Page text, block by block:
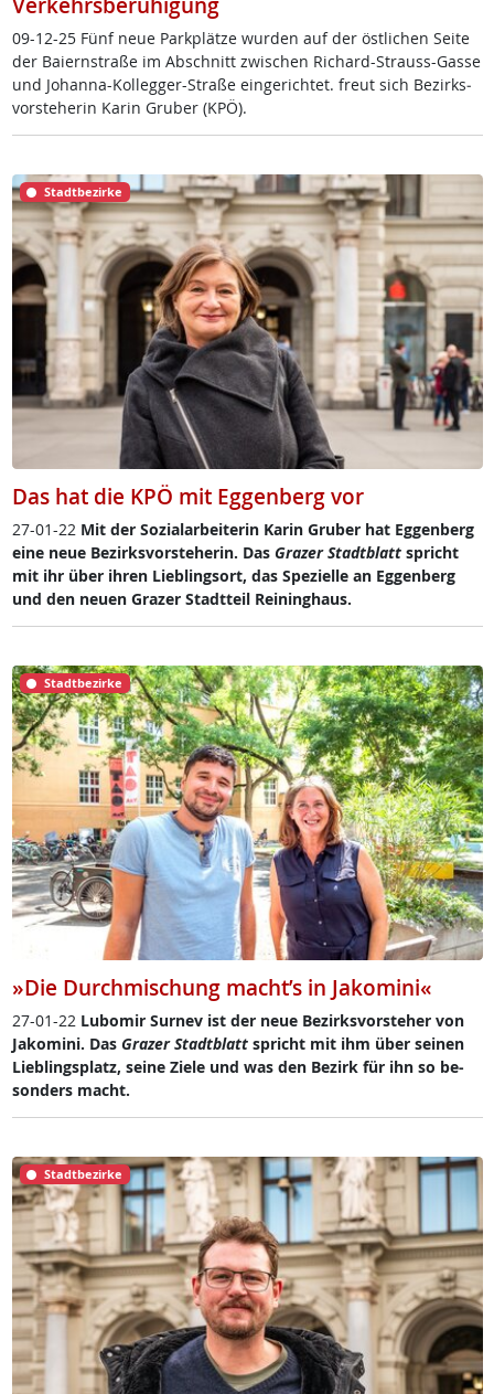
Verkehrsberuhigung
09-12-25 Fünf neue Park­plät­ze wur­den auf der öst­li­chen Sei­te
der Bai­ern­stra­ße im Ab­schnitt zwi­schen Ri­chard-Strauss-Gas­se
und Jo­h­an­na-Kol­leg­ger-Stra­ße ein­ge­rich­tet. freut sich Be­zirks­
vor­ste­he­rin Ka­rin Gru­ber (KPÖ).
Stadtbezirke
Das hat die KPÖ mit Eggenberg vor
27-01-22 Mit der So­zial­ar­bei­te­rin Ka­rin Gru­ber hat Eg­gen­berg
ei­ne neue Be­zirks­vor­ste­he­rin. Das Gra­zer Stadt­blattspricht
mit ihr über ih­ren Lie­b­ling­s­ort, das Spe­zi­el­le an Eg­gen­berg
und den neu­en Gra­zer Stadt­teil Rei­ning­haus.
Stadtbezirke
»Die Durchmischung macht’s in Jakomini«
27-01-22 Lu­bo­mir Sur­nev ist der neue Be­zirks­vor­ste­her von
Ja­ko­mi­ni. Das Gra­zer Stadt­blattspricht mit ihm über sei­nen
Lie­b­lings­platz, sei­ne Zie­le und was den Be­zirk für ihn so be­
son­ders macht.
Stadtbezirke